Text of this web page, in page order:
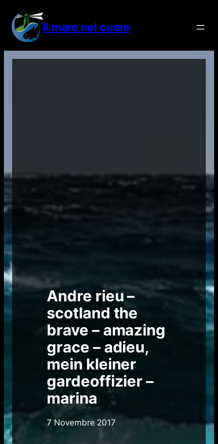
contenuto
Il mare nel cuore
Andre rieu –
scotland the
brave – amazing
grace – adieu,
mein kleiner
gardeoffizier –
marina
7 Novembre 2017